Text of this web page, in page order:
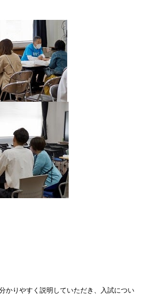
かりやすく説明していただき、入試につい